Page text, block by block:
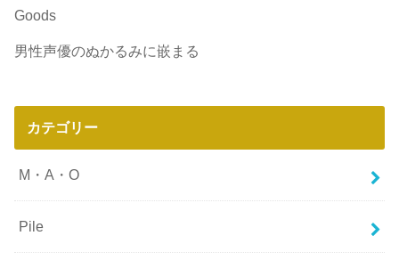
Goods
男性声優のぬかるみに嵌まる
カテゴリー
M・A・O
Pile